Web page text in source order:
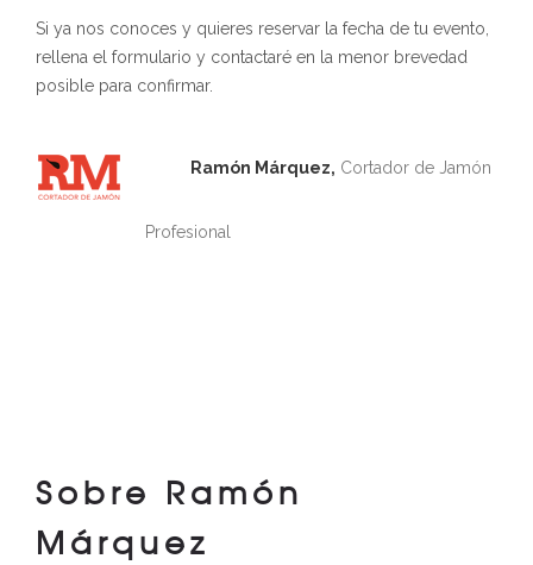
Si ya nos conoces y quieres reservar la fecha de tu evento,
rellena el formulario y contactaré en la menor brevedad
posible para confirmar.
Ramón Márquez, Cortador de Jamón
Profesional
Sobre Ramón
Márquez